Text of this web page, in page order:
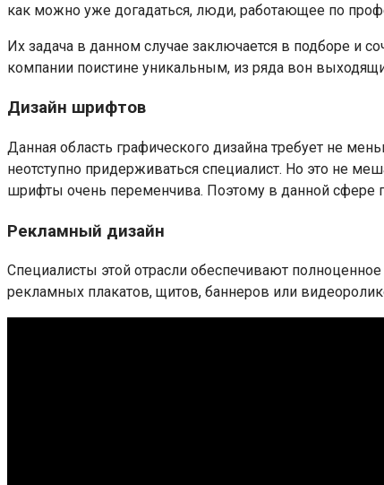
как можно уже догадаться, люди, работающее по
Их задача в данном случае заключается в подборе и
компании поистине уникальным, из ряда вон
Дизайн шрифтов
Данная область графического дизайна требует не
неотступно придерживаться специалист. Но это не
шрифты очень переменчива. Поэтому в данной сфере
Рекламный дизайн
Специалисты этой отрасли обеспечивают
рекламных плакатов, щитов, баннеров или